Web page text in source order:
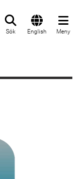
Sök English Meny